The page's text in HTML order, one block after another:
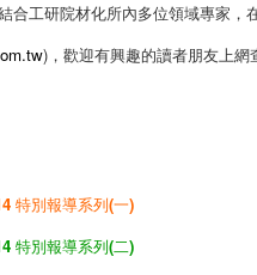
工研院材化所內多位領域專家，
)，歡迎有興趣的讀者朋友上
特別報導系列(一)
特別報導系列(二)